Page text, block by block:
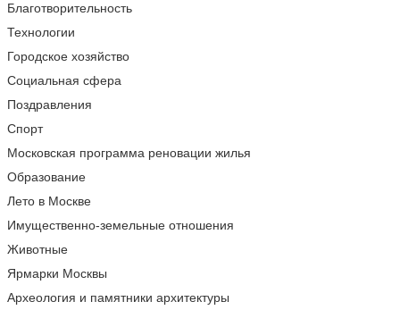
Благотворительность
Технологии
Городское хозяйство
Социальная сфера
Поздравления
Спорт
Московская программа реновации жилья
Образование
Лето в Москве
Имущественно-земельные отношения
Животные
Ярмарки Москвы
Археология и памятники архитектуры